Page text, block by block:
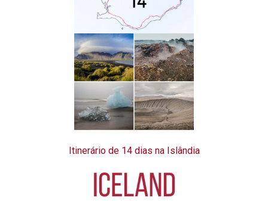
Itinerário de 14 dias na Islândia